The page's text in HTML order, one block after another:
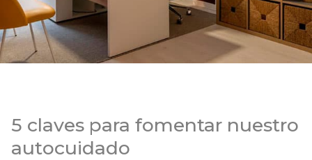
5 claves para fomentar nuestro
autocuidado